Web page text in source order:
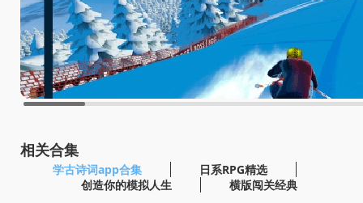
相关合集
学古诗词app合集
日系RPG精选
创造你的模拟人生
横版闯关经典